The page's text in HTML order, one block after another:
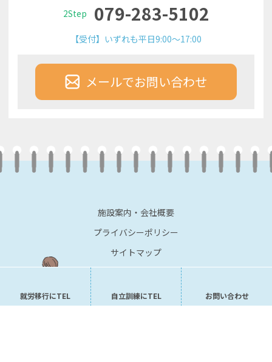
2Step 079-283-5102
【受付】いずれも平日9:00～17:00
メールでお問い合わせ
施設案内・会社概要
プライバシーポリシー
サイトマップ
就労移行にTEL 自立訓練にTEL お問い合わせ